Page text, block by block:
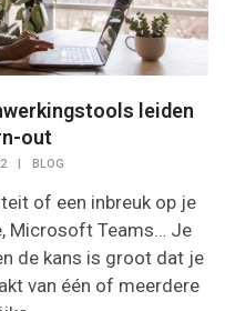
leiden
out
BLOG
of een inbreuk op je
Microsoft Teams… Je
de kans is groot dat je
van één of meerdere